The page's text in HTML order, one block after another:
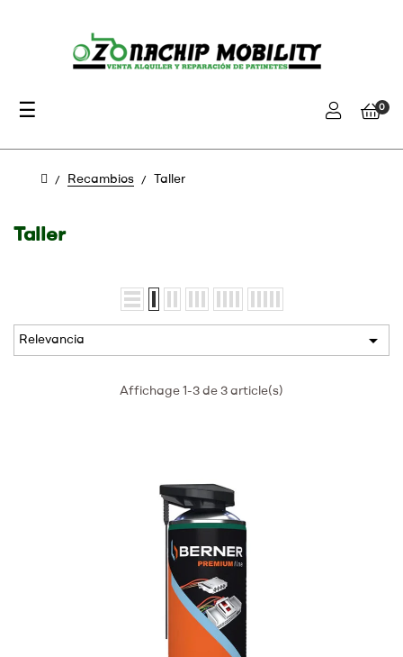
Navegación
palanca
☰ 0
Recambios Taller
Taller
Relevancia 
Affichage 1-3 de 3 article(s)